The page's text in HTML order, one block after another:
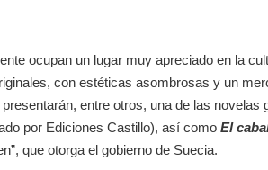
ocupan un lugar muy apreciado en la
con estéticas asombrosas y un
entre otros, una de las
por Ediciones Castillo), así como El
que otorga el gobierno de Suecia.